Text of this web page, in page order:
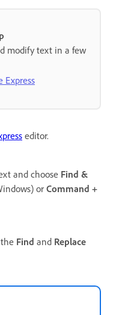
modify text in a few
Express
editor.
and choose Find &
or Command +
Find and Replace